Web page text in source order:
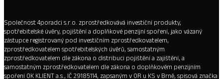
Společnost 4poradci s.r.o. zprostředkovává investiční produkty,
spotřebitelské úvěry, pojištění a doplňkové penzijní spoření, jako vázaný
zástupce registrovaný pod investičním zprostředkovatelem,
zprostředkovatelem spotřebitelských úvěrů, samostatným
zprostředkovatelem dle zákona o distribuci pojištění a zajištění, a
samostatným zprostředkovatelem dle zákona o doplňkovém penzijním
spoření OK KLIENT a.s., IČ 29185114, zapsaným v OR u KS v Brně, spisová značka